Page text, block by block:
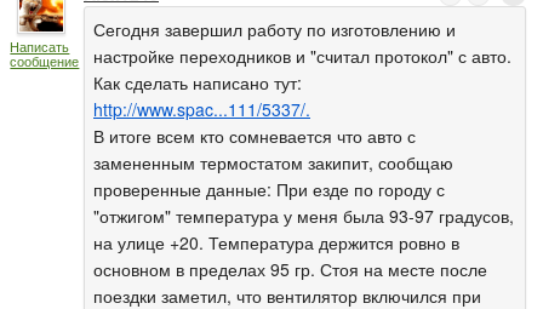
Написать
сообщение
Сегодня завершил работу по изготовлению и
настройке переходников и "считал протокол" с авто.
Как сделать написано тут:
http://www.spac...111/5337/.
В итоге всем кто сомневается что авто с
замененным термостатом закипит, сообщаю
проверенные данные: При езде по городу с
"отжигом" температура у меня была 93-97 градусов,
на улице +20. Температура держится ровно в
основном в пределах 95 гр. Стоя на месте после
поездки заметил, что вентилятор включился при